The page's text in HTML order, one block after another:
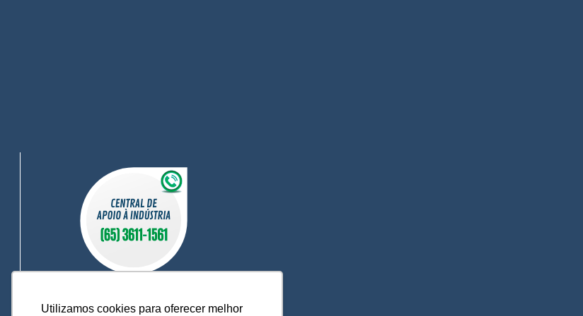
Utilizamos cookies para oferecer melhor